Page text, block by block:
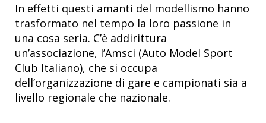
In effetti questi amanti del modellismo hanno
trasformato nel tempo la loro passione in
una cosa seria. C’è addirittura
un’associazione, l’Amsci (Auto Model Sport
Club Italiano), che si occupa
dell’organizzazione di gare e campionati sia a
livello regionale che nazionale.